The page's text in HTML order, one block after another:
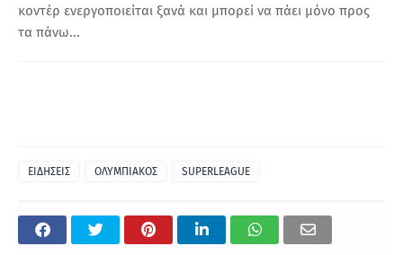
κοντέρ ενεργοποιείται ξανά και μπορεί να πάει μόνο προς
τα πάνω...
ΕΙΔΗΣΕΙΣ ΟΛΥΜΠΙΑΚΟΣ SUPERLEAGUE